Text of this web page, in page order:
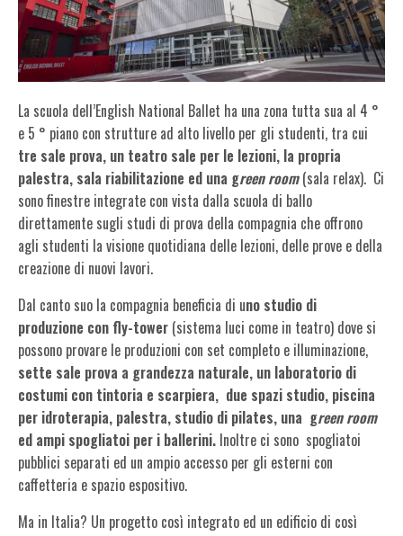
La scuola dell’English National Ballet ha una zona tutta sua al 4 °
e 5 ° piano con strutture ad alto livello per gli studenti, tra cui
tre sale prova, un teatro sale per le lezioni, la propria
palestra, sala riabilitazione ed una green room(sala relax). Ci
sono finestre integrate con vista dalla scuola di ballo
direttamente sugli studi di prova della compagnia che offrono
agli studenti la visione quotidiana delle lezioni, delle prove e della
creazione di nuovi lavori.
Dal canto suo la compagnia beneficia di uno studio di
produzione con fly-tower (sistema luci come in teatro) dove si
possono provare le produzioni con set completo e illuminazione,
sette sale prova a grandezza naturale, un laboratorio di
costumi con tintoria e scarpiera, due spazi studio, piscina
per idroterapia, palestra, studio di pilates, una green room
ed ampi spogliatoi per i ballerini. Inoltre ci sono spogliatoi
pubblici separati ed un ampio accesso per gli esterni con
caffetteria e spazio espositivo.
Ma in Italia? Un progetto così integrato ed un edificio di così